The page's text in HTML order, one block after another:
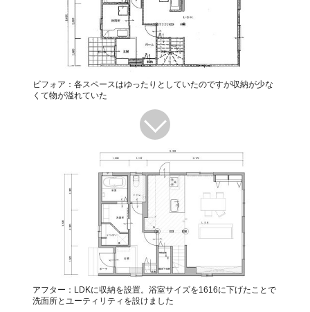
ビフォア：各スペースはゆったりとしていたのですが収納が少な
くて物が溢れていた
アフター：LDKに収納を設置。浴室サイズを1616に下げたことで
洗面所とユーティリティを設けました